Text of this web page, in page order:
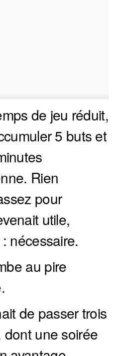
de jeu réduit,
5 buts et
Rien
pour
utile,
nécessaire.
au pire
de passer trois
une soirée